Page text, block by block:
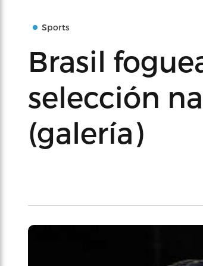
Sports
Brasil
selección
(galería)